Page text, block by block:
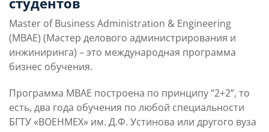
Master of Business Administration & Engineering
(МВАЕ) (Мастер делового администрирования и
инжиниринга) – это международная программа
бизнес обучения.
Программа МВАЕ построена по принципу “2+2”, то
есть, два года обучения по любой специальности
БГТУ «ВОЕНМЕХ» им. Д.Ф. Устинова или другого вуза